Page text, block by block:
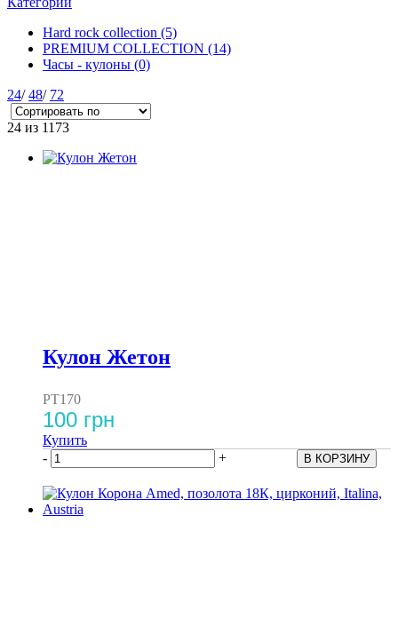
Hard rock collection (5)
PREMIUM COLLECTION (14)
Часы - кулоны (0)
24/48/ 72
24 из 1173
Кулон Жетон
PT170
100 грн
Купить
-
+